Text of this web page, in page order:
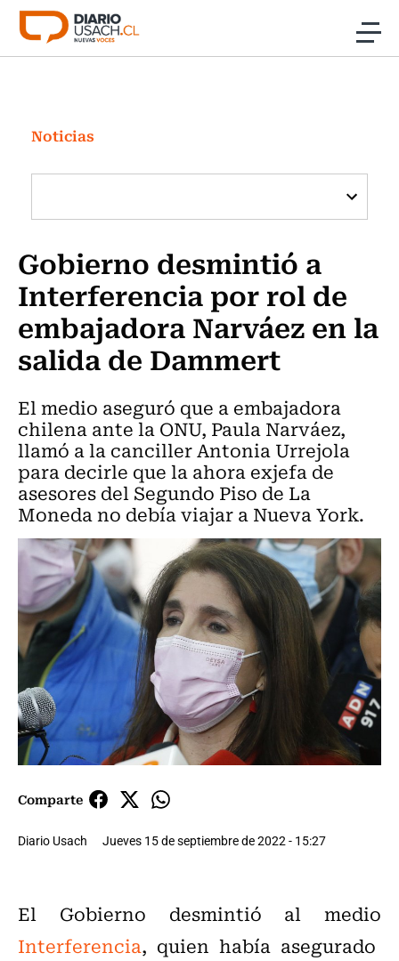
Click acá para ir directamente al contenido
Investigación
Cultura
Programas Radio y TV Usach
Noticias
Gobierno desmintió a
Interferencia por rol de
embajadora Narváez en la
salida de Dammert
El medio aseguró que a embajadora
chilena ante la ONU, Paula Narváez,
llamó a la canciller Antonia Urrejola
para decirle que la ahora exjefa de
asesores del Segundo Piso de La
Moneda no debía viajar a Nueva York.
Comparte
Diario Usach Jueves 15 de septiembre de 2022 - 15:27
El Gobierno desmintió al medio
Interferencia, quien había asegurado